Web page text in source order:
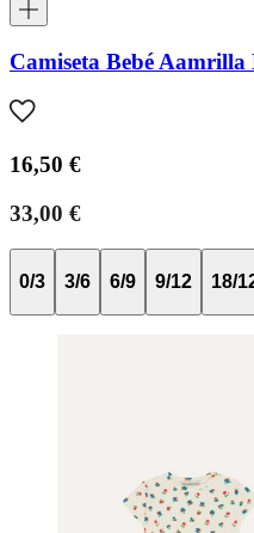
Camiseta Bebé
16,50 €
33,00 €
0/3 3/6 6/9 9/12 18/